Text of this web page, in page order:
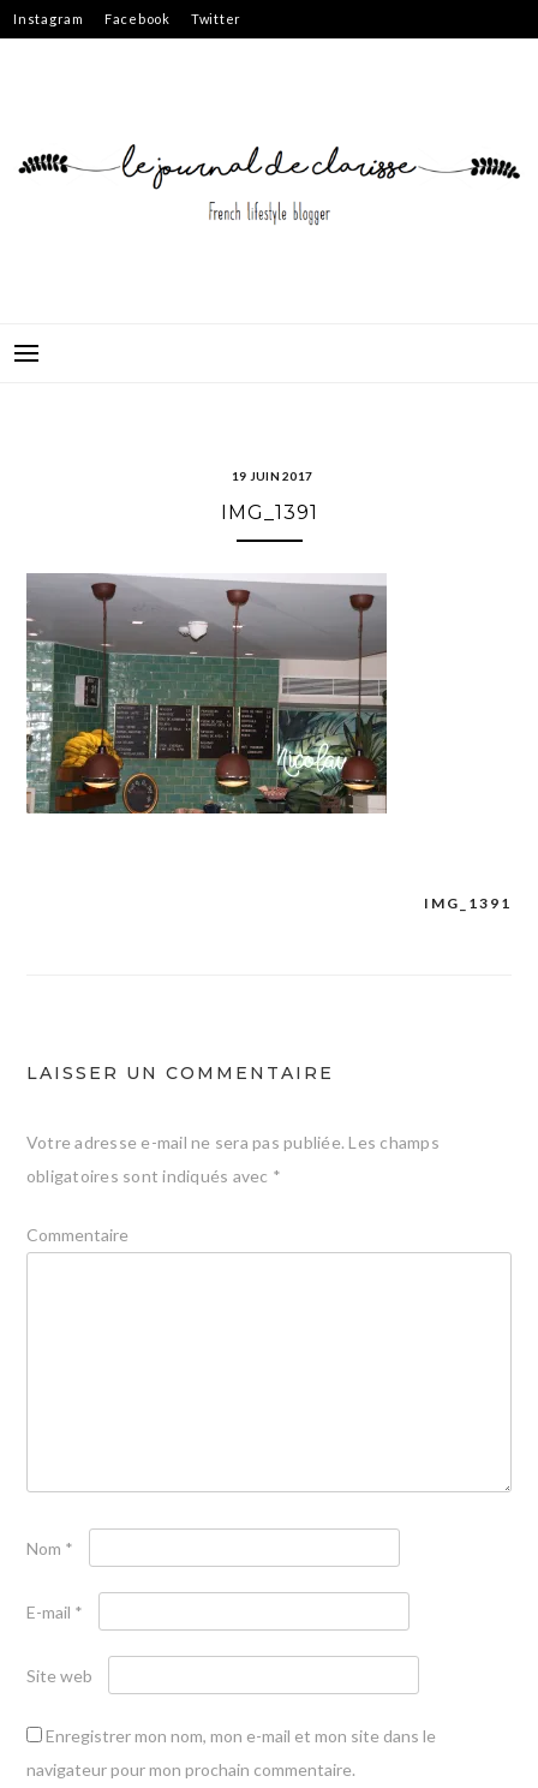
Skip
to
Instagram Facebook Twitter
19 JUIN 2017
IMG_1391
IMG_1391
LAISSER UN COMMENTAIRE
Votre adresse e-mail ne sera pas publiée. Les champs
obligatoires sont indiqués avec *
Commentaire
Nom *
E-mail *
Site web
Enregistrer mon nom, mon e-mail et mon site dans le
navigateur pour mon prochain commentaire.